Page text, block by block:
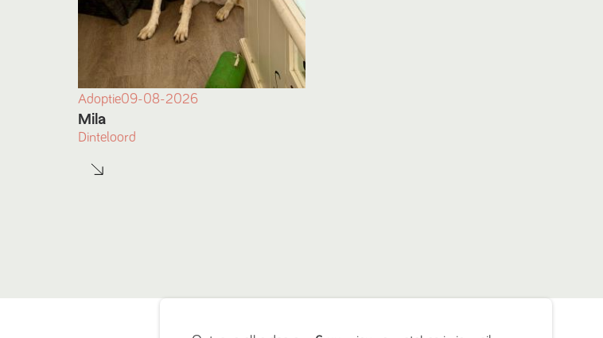
Adoptie09-08-2026
Mila
Dinteloord